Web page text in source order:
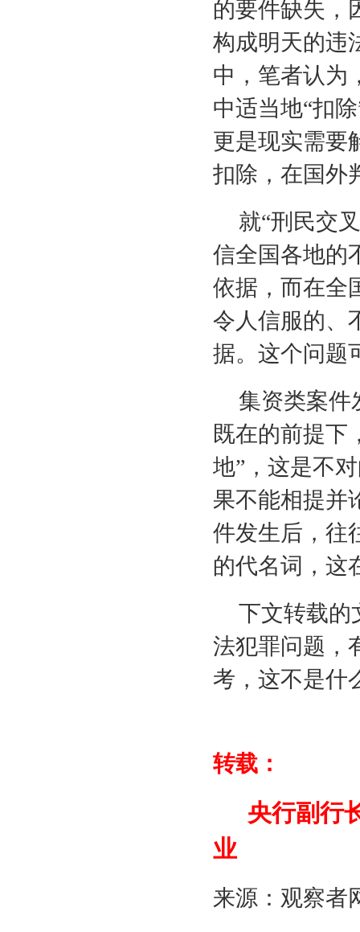
的要件缺失，
构成明天的违
中，笔者认为
中适当地“扣
更是现实需要
扣除，在国外
就“刑民交
信全国各地的
依据，而在全
令人信服的、
据。这个问题
集资类案件
既在的前提下
地”，这是不
果不能相提并
件发生后，往
的代名词，这
下文转载的
法犯罪问题，
考，这不是什
转载：
央行副行
业
来源：观察者